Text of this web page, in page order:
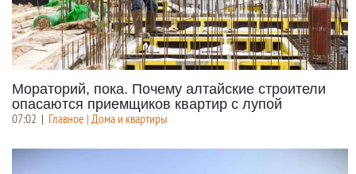
Мораторий, пока. Почему алтайские строители
опасаются приемщиков квартир с лупой
07:02 | Главное | Дома и квартиры